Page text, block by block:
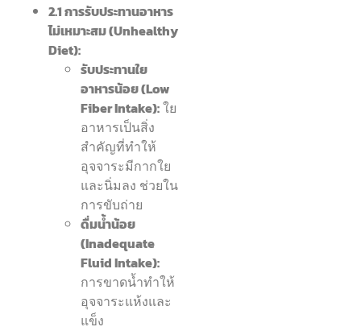
2.1 การรับประทานอาหาร
ไม่เหมาะสม (Unhealthy
Diet):
รับประทานใย
อาหารน้อย (Low
Fiber Intake):ใย
อาหารเป็นสิ่ง
สำคัญที่ทำให้
อุจจาระมีกากใย
และนิ่มลง ช่วยใน
การขับถ่าย
ดื่มน้ำน้อย
(Inadequate
Fluid Intake):
การขาดน้ำทำให้
อุจจาระแห้งและ
แข็ง